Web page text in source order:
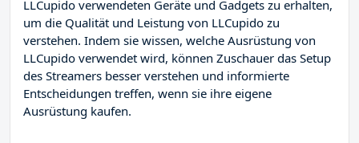
LLCupido verwendeten Geräte und Gadgets zu erhalten,
um die Qualität und Leistung von LLCupido zu
verstehen. Indem sie wissen, welche Ausrüstung von
LLCupido verwendet wird, können Zuschauer das Setup
des Streamers besser verstehen und informierte
Entscheidungen treffen, wenn sie ihre eigene
Ausrüstung kaufen.